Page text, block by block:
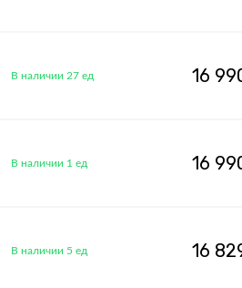
В наличии 27 ед 16
В наличии 1 ед 16
В наличии 5 ед 16